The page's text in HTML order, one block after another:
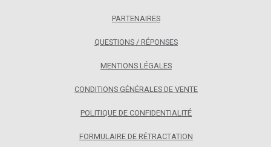
PARTENAIRES
QUESTIONS / RÉPONSES
MENTIONS LÉGALES
CONDITIONS GÉNÉRALES DE VENTE
POLITIQUE DE CONFIDENTIALITÉ
FORMULAIRE DE RÉTRACTATION